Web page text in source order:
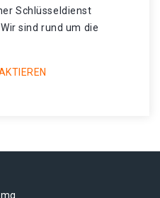
Schlüsseldienst
sind rund um die